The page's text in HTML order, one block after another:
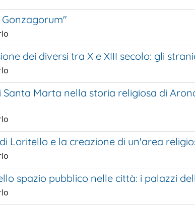
dei diversi tra X e XIII secolo: gli
Marta nella storia religiosa di
Loritello e la creazione di un'area
spazio pubblico nelle città: i palazzi